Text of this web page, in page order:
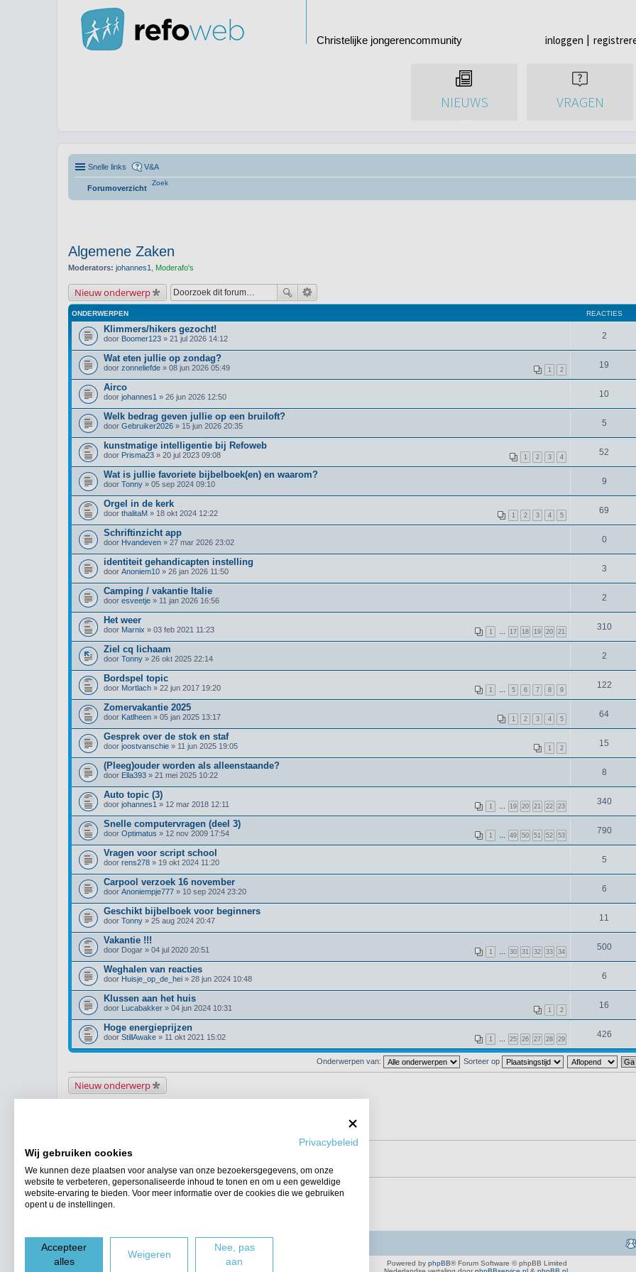
Christelijke jongerencommunity inloggen
NIEUWS VRAGEN
Snelle links V&A
Forumoverzicht
Zoek
Algemene Zaken
Moderators: johannes1 Moderafo's
Nieuw onderwerp
ONDERWERPEN REACTIES
Klimmers/hikers gezocht!
door Boomer123 » 21 jul 2026 14:12 2
Wat eten jullie op zondag?
1 2
door zonneliefde » 08 jun 2026 05:49 19
Airco
door johannes1 » 26 jun 2026 12:50 10
Welk bedrag geven jullie op een bruiloft?
door Gebruiker2026 » 15 jun 2026 20:35 5
kunstmatige intelligentie bij Refoweb
1 2 3 4
door Prisma23 » 20 jul 2023 09:08 52
Wat is jullie favoriete bijbelboek(en) en waarom?
door Tonny » 05 sep 2024 09:10 9
Orgel in de kerk
1 2 3 4 5
door thalitaM » 18 okt 2024 12:22 69
Schriftinzicht app
door Hvandeven » 27 mar 2026 23:02 0
identiteit gehandicapten instelling
door Anoniem10 » 26 jan 2026 11:50 3
Camping / vakantie Italie
door esveetje » 11 jan 2026 16:56 2
Het weer
1 … 17 18 19 20 21
door Marnix » 03 feb 2021 11:23 310
Ziel cq lichaam
door Tonny » 26 okt 2025 22:14 2
Bordspel topic
1 … 5 6 7 8 9
door Mortlach » 22 jun 2017 19:20 122
Zomervakantie 2025
1 2 3 4 5
door Katlheen » 05 jan 2025 13:17 64
Gesprek over de stok en staf
1 2
door joostvanschie » 11 jun 2025 19:05 15
(Pleeg)ouder worden als alleenstaande?
door Ella393 » 21 mei 2025 10:22 8
Auto topic (3)
1 … 19 20 21 22 23
door johannes1 » 12 mar 2018 12:11 340
Snelle computervragen (deel 3)
1 … 49 50 51 52 53
door Optimatus » 12 nov 2009 17:54 790
Vragen voor script school
door rens278 » 19 okt 2024 11:20 5
Carpool verzoek 16 november
door Anoniempje777 » 10 sep 2024 23:20 6
Geschikt bijbelboek voor beginners
door Tonny » 25 aug 2024 20:47 11
Vakantie !!!
1 … 30 31 32 33 34
door Dogar » 04 jul 2020 20:51 500
Weghalen van reacties
door Huisje_op_de_hei » 28 jun 2024 10:48 6
Klussen aan het huis
1 2
door Lucabakker » 04 jun 2024 10:31 16
Hoge energieprijzen
1 … 25 26 27 28 29
door StillAwake » 11 okt 2021 15:02 426
Onderwerpen van: Sorteer op
Nieuw onderwerp
Gebruikers op dit forum: Geen geregistreerde gebruikers en 7 gasten
FORUMPERMISSIES
Jekunt niet nieuwe berichten plaatsen in dit forum
Jekunt nietreageren op onderwerpen in dit forum
Jekunt niet
Powered by phpBB® Forum Software © phpBB Limited
Privacybeleid
Wij gebruiken cookies
We kunnen deze plaatsen voor analyse van onze bezoekersgegevens, om onze
website te verbeteren, gepersonaliseerde inhoud te tonen en om u een geweldige
website-ervaring te bieden. Voor meer informatie over de cookies die we gebruiken
opent u de instellingen.
Accepteer
alles
Weigeren
Nee, pas
aan